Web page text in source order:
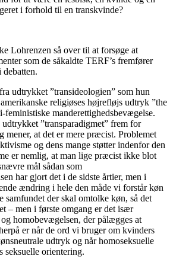
i forhold til en transkvinde?
Lohrenzen så over til at forsøge at
som de såkaldte TERF’s fremfører
debatten.
udtrykket ”transideologien” som hun
religiøses højrefløjs udtryk ”the
feministiske manderettighedsbevægelse.
”transparadigmet” frem for
mener, at det er mere præcist. Problemet
og dens mange støtter indenfor den
er nemlig, at man lige præcist ikke blot
mål sådan som
har gjort det i de sidste årtier, men i
ændring i hele den måde vi forstår køn
samfundet der skal omtolke køn, så det
– men i første omgang er det især
homobevægelsen, der pålægges at
er når de ord vi bruger om kvinders
udtryk og når homoseksuelle
seksuelle orientering.